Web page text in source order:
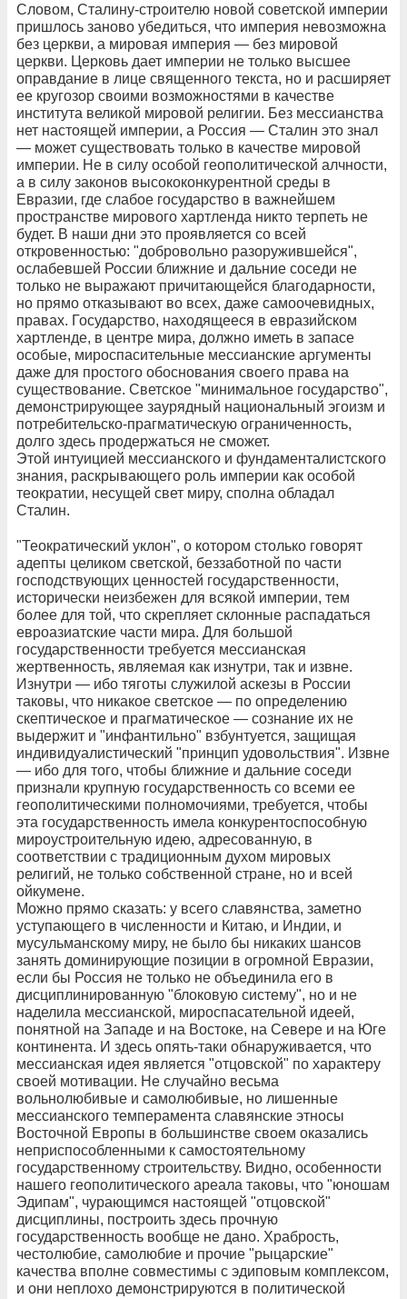
Словом, Сталину-строителю новой советской империи
пришлось заново убедиться, что империя невозможна
без церкви, а мировая империя — без мировой
церкви. Церковь дает империи не только высшее
оправдание в лице священного текста, но и расширяет
ее кругозор своими возможностями в качестве
института великой мировой религии. Без мессианства
нет настоящей империи, а Россия — Сталин это знал
— может существовать только в качестве мировой
империи. Не в силу особой геополитической алчности,
а в силу законов высококонкурентной среды в
Евразии, где слабое государство в важнейшем
пространстве мирового хартленда никто терпеть не
будет. В наши дни это проявляется со всей
откровенностью: "добровольно разоружившейся",
ослабевшей России ближние и дальние соседи не
только не выражают причитающейся благодарности,
но прямо отказывают во всех, даже самоочевидных,
правах. Государство, находящееся в евразийском
хартленде, в центре мира, должно иметь в запасе
особые, мироспасительные мессианские аргументы
даже для простого обоснования своего права на
существование. Светское "минимальное государство",
демонстрирующее заурядный национальный эгоизм и
потребительско-прагматическую ограниченность,
долго здесь продержаться не сможет.
Этой интуицией мессианского и фундаменталистского
знания, раскрывающего роль империи как особой
теократии, несущей свет миру, сполна обладал
Сталин.
"Теократический уклон", о котором столько говорят
адепты целиком светской, беззаботной по части
господствующих ценностей государственности,
исторически неизбежен для всякой империи, тем
более для той, что скрепляет склонные распадаться
евроазиатские части мира. Для большой
государственности требуется мессианская
жертвенность, являемая как изнутри, так и извне.
Изнутри — ибо тяготы служилой аскезы в России
таковы, что никакое светское — по определению
скептическое и прагматическое — сознание их не
выдержит и "инфантильно" взбунтуется, защищая
индивидуалистический "принцип удовольствия". Извне
— ибо для того, чтобы ближние и дальние соседи
признали крупную государственность со всеми ее
геополитическими полномочиями, требуется, чтобы
эта государственность имела конкурентоспособную
мироустроительную идею, адресованную, в
соответствии с традиционным духом мировых
религий, не только собственной стране, но и всей
ойкумене.
Можно прямо сказать: у всего славянства, заметно
уступающего в численности и Китаю, и Индии, и
мусульманскому миру, не было бы никаких шансов
занять доминирующие позиции в огромной Евразии,
если бы Россия не только не объединила его в
дисциплинированную "блоковую систему", но и не
наделила мессианской, мироспасательной идеей,
понятной на Западе и на Востоке, на Севере и на Юге
континента. И здесь опять-таки обнаруживается, что
мессианская идея является "отцовской" по характеру
своей мотивации. Не случайно весьма
вольнолюбивые и самолюбивые, но лишенные
мессианского темперамента славянские этносы
Восточной Европы в большинстве своем оказались
неприспособленными к самостоятельному
государственному строительству. Видно, особенности
нашего геополитического ареала таковы, что "юношам
Эдипам", чурающимся настоящей "отцовской"
дисциплины, построить здесь прочную
государственность вообще не дано. Храбрость,
честолюбие, самолюбие и прочие "рыцарские"
качества вполне совместимы с эдиповым комплексом,
и они неплохо демонстрируются в политической